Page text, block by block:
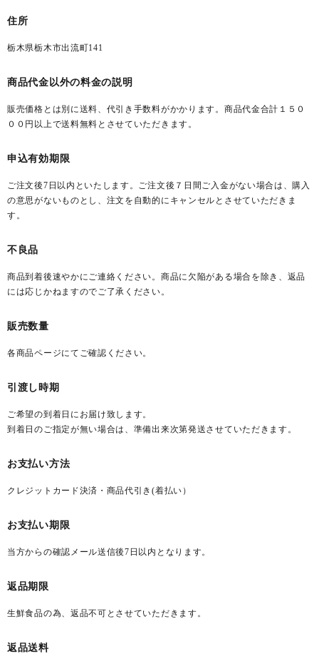
ギフト
お問い合わせ
phone 0120-310-638
mail_outline お問い合わせ
住所
栃木県栃木市出流町141
商品代金以外の料金の説明
販売価格とは別に送料、代引き手数料がかかります。商品代金合計１５０
００円以上で送料無料とさせていただきます。
申込有効期限
ご注文後7日以内といたします。ご注文後７日間ご入金がない場合は、購入
の意思がないものとし、注文を自動的にキャンセルとさせていただきま
す。
不良品
商品到着後速やかにご連絡ください。商品に欠陥がある場合を除き、返品
には応じかねますのでご了承ください。
販売数量
各商品ページにてご確認ください。
引渡し時期
ご希望の到着日にお届け致します。
到着日のご指定が無い場合は、準備出来次第発送させていただきます。
お支払い方法
クレジットカード決済・商品代引き(着払い）
お支払い期限
当方からの確認メール送信後7日以内となります。
返品期限
生鮮食品の為、返品不可とさせていただきます。
返品送料